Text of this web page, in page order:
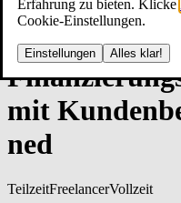
Erfahrung zu bieten. Klicke
Cookie-Einstellungen.
Einstellungen Alles klar!
mit
ned
TeilzeitFreelancerVollzeit